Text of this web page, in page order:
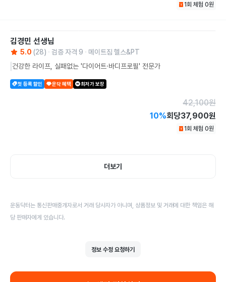
1회 체험 0원
김경민 선생님
5.0 (28) 검증 자격 9
메이트짐 헬스&PT
건강한 라이프, 실패없는 '다이어트·바디프로필' 전문가
첫 등록 할인 운닥 혜택 최저가 보장
42,100원
10%회당37,900원
1회 체험 0원
더보기
운동닥터는 통신판매중개자로서 거래 당사자가 아니며, 상품정보 및 거래에 대한 책임은 해
당 판매자에게 있습니다.
정보 수정 요청하기